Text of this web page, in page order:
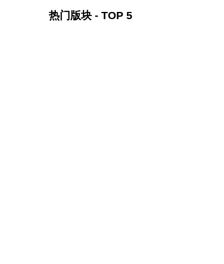
热门版块 - TOP 5